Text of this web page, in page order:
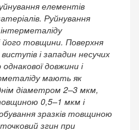
елементів
Руйнування
його товщини. Поверхня
і западин несучих
довжини і
мають як
діаметром 2–3 мкм,
0,5–1 мкм і
зразків товщиною
згин при